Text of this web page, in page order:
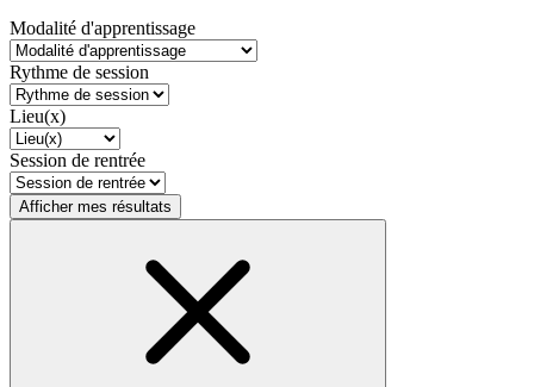
Modalité d'apprentissage
Rythme de session
Lieu(x)
Session de rentrée
Afficher mes résultats